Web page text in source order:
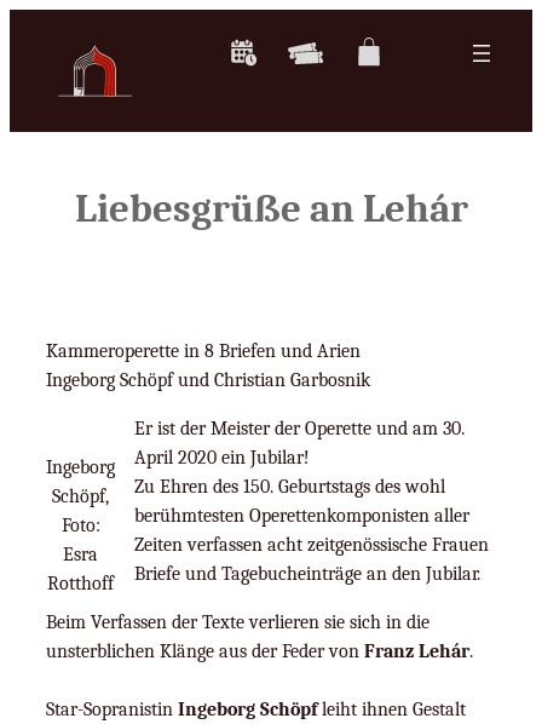
Liebesgrüße an Lehár
Kammeroperette in 8 Briefen und Arien
Ingeborg Schöpf und Christian Garbosnik
Ingeborg
Schöpf,
Foto:
Esra
Rotthoff
Er ist der Meister der Operette und am 30.
April 2020 ein Jubilar!
Zu Ehren des 150. Geburtstags des wohl
berühmtesten Operettenkomponisten aller
Zeiten verfassen acht zeitgenössische Frauen
Briefe und Tagebucheinträge an den Jubilar.
Beim Verfassen der Texte verlieren sie sich in die
unsterblichen Klänge aus der Feder von Franz Lehár.
Star-Sopranistin Ingeborg Schöpfleiht ihnen Gestalt